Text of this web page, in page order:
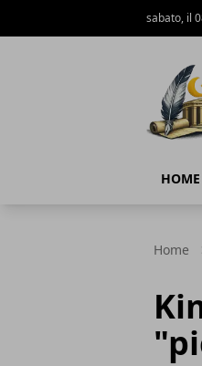
sabato, il
HOME
Home